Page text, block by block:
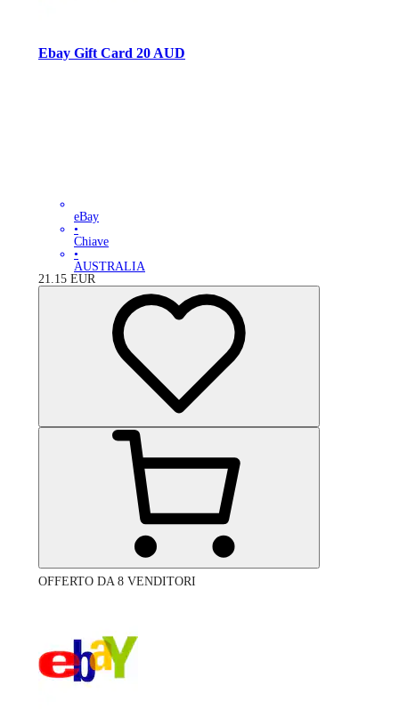
Ebay Gift Card 20 AUD
eBay
•
Chiave
•
AUSTRALIA
21.15 EUR
OFFERTO DA 8 VENDITORI